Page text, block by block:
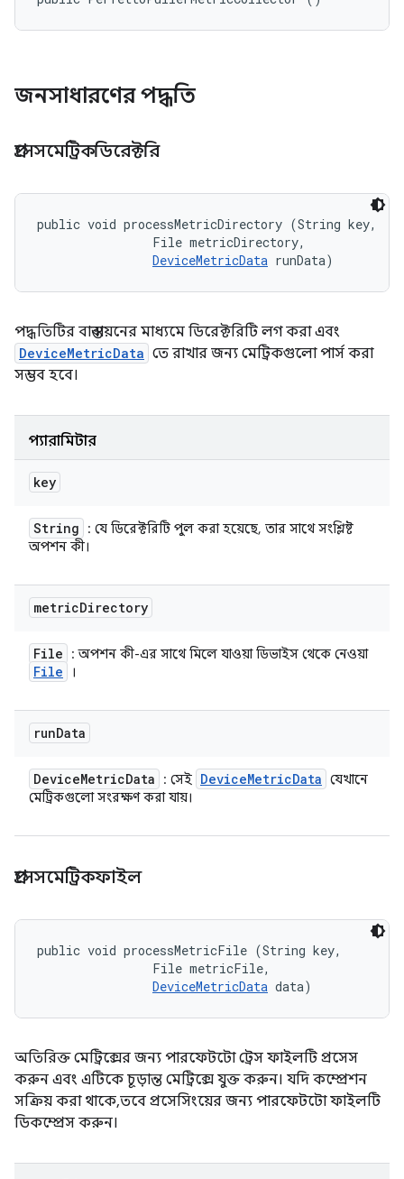
জনসাধারণের পদ্ধতি
প্রসেসমেট্রিকডিরেক্টরি
public void processMetricDirectory (String key,
                File metricDirectory,
DeviceMetricData runData)
পদ্ধতিটির বাস্তবায়নের মাধ্যমে ডিরেক্টরিটি লগ করা এবং
DeviceMetricData তে রাখার জন্য মেট্রিকগুলো পার্স করা
সম্ভব হবে।
প্যারামিটার
key
String
: যে ডিরেক্টরিটি পুল করা হয়েছে, তার সাথে সংশ্লিষ্ট
অপশন কী।
metricDirectory
File : অপশন কী-এর সাথে মিলে যাওয়া ডিভাইস থেকে নেওয়া
File ।
runData
DeviceMetricData : সেই DeviceMetricData যেখানে
মেট্রিকগুলো সংরক্ষণ করা যায়।
প্রসেসমেট্রিকফাইল
public void processMetricFile (String key,
                File metricFile,
DeviceMetricData data)
অতিরিক্ত মেট্রিক্সের জন্য পারফেটটো ট্রেস ফাইলটি প্রসেস
করুন এবং এটিকে চূড়ান্ত মেট্রিক্সে যুক্ত করুন। যদি কম্প্রেশন
সক্রিয় করা থাকে, তবে প্রসেসিংয়ের জন্য পারফেটটো ফাইলটি
ডিকম্প্রেস করুন।